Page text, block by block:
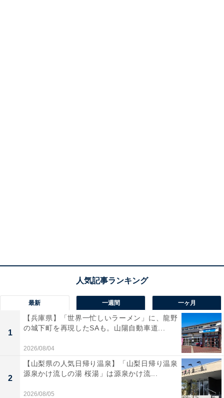
最新 一週間 一ヶ月
1
【兵庫県】「世界一忙しいラーメン」に、龍野
の城下町を再現したSAも。山陽自動車道...
2026/08/04
2
【山梨県の人気日帰り温泉】「山梨日帰り温泉
源泉かけ流しの湯 桜湯」は源泉かけ流...
2026/08/05